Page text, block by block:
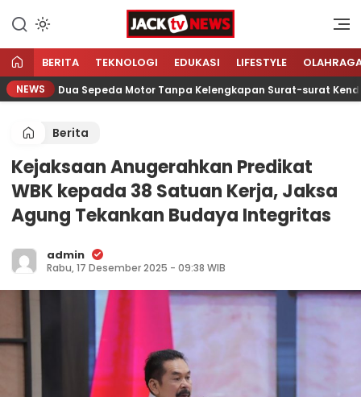
konten
Jacktvnews.com
Sumber Referensi Terpercaya
BERITA TEKNOLOGI EDUKASI LIFESTYLE
NEWSDua Sepeda Motor Tanpa Kelengkapan Surat-surat
Berita
Kejaksaan Anugerahkan Predikat
WBK kepada 38 Satuan Kerja, Jaksa
Agung Tekankan Budaya Integritas
admin
Rabu, 17 Desember 2025 - 09:38 WIB